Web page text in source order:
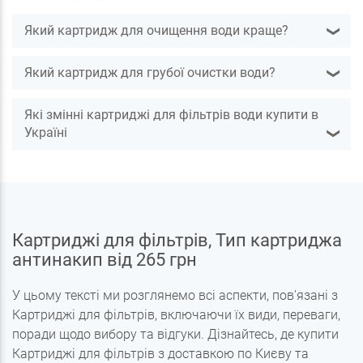
Який картридж для очищення води краще? ❯
Який картридж для грубої очистки води? ❯
Які змінні картриджі для фільтрів води купити в
Україні
❯
Картриджі для фільтрів, Тип картриджа
антинакип від 265 грн
У цьому тексті ми розглянемо всі аспекти, пов'язані з
Картриджі для фільтрів, включаючи їх види, переваги,
поради щодо вибору та відгуки. Дізнайтесь, де купити
Картриджі для фільтрів з доставкою по Києву та